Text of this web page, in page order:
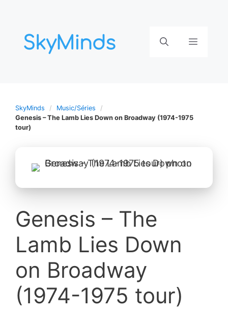
contenu
Menu
SkyMinds
Music/Séries
Genesis – The Lamb Lies Down on Broadway (1974-1975
tour)
Genesis – The
Lamb Lies Down
on Broadway
(1974-1975 tour)